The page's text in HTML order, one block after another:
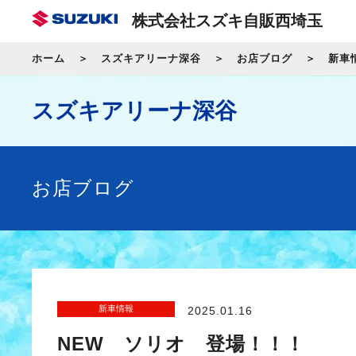
株式会社スズキ自販西埼玉
ホーム スズキアリーナ深谷 お店ブログ 新車
スズキアリーナ深谷
お店ブログ
新車情報 2025.01.16
NEW ソリオ 登場！！！